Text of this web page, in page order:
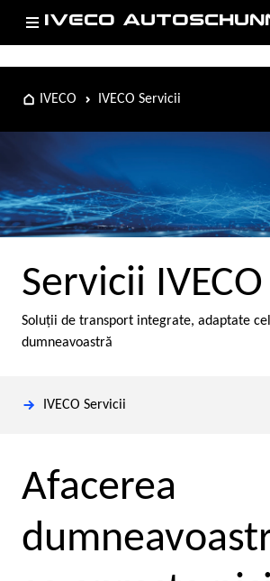
IVECO
IVECO IVECO Servicii
Servicii IVECO
Soluţii de transport integrate, adaptate
dumneavoastră
IVECO Servicii
Afacerea